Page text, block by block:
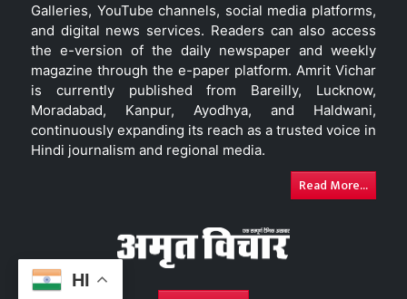
HI
Galleries, YouTube channels, social media platforms,
and digital news services. Readers can also access
the e-version of the daily newspaper and weekly
magazine through the e-paper platform. Amrit Vichar
is currently published from Bareilly, Lucknow,
Moradabad, Kanpur, Ayodhya, and Haldwani,
continuously expanding its reach as a trusted voice in
Hindi journalism and regional media.
Read More...